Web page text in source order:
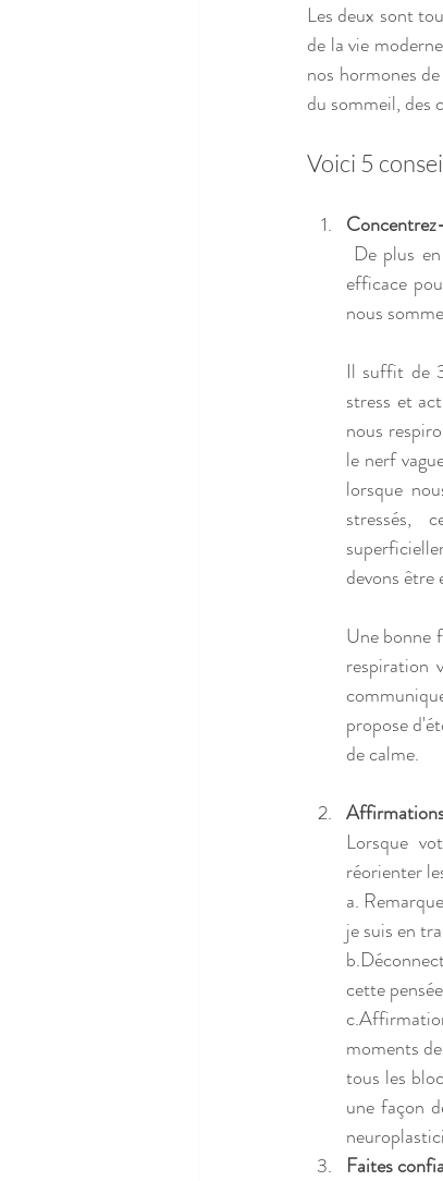
Les deux sont
de la vie
nos hormones
du sommeil, des
Voici 5
efficace
nous
Il suffit de
stress et
nous
le nerf
lorsque
stressés,
devons être
Une bonne
respiration
propose
de calme.
Lorsque
réorienter
a.
je suis en
cette
moments
tous les
une façon
Faites